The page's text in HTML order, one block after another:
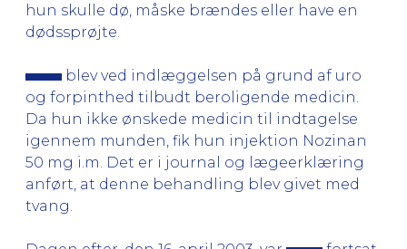
hun skulle dø, måske brændes eller have en
dødssprøjte.
blev ved indlæggelsen på grund af uro
og forpinthed tilbudt beroligende medicin.
Da hun ikke ønskede medicin til indtagelse
igennem munden, fik hun injektion Nozinan
50 mg i.m. Det er i journal og lægeerklæring
anført, at denne behandling blev givet med
tvang.